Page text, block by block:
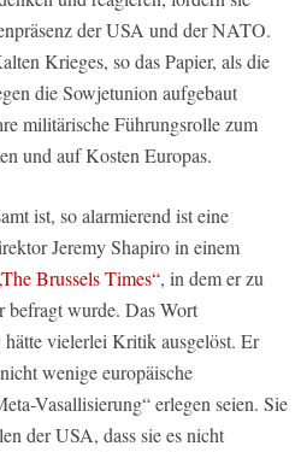
der USA und der NATO.
Krieges, so das Papier, als die
die Sowjetunion aufgebaut
militärische Führungsrolle zum
und auf Kosten Europas.
ist, so alarmierend ist eine
Jeremy Shapiro in einem
Brussels Times“, in dem er zu
befragt wurde. Das Wort
hätte vielerlei Kritik ausgelöst. Er
wenige europäische
Vasallisierung“ erlegen seien. Sie
der USA, dass sie es nicht